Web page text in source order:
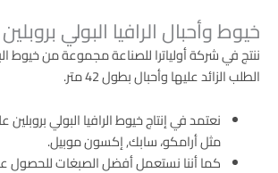
خيوط وأحبال الرافيا البولي بروبلين
ننتج في شركة أولياترا للصناعة مجموعة من خيوط
الطلب الزائد عليها وأحبال بطول 42 متر.
نعتمد في إنتاج خيوط الرافيا البولي
مثل أرامكو، سابك, إكسون موبيل.
كما أننا نستعمل أفضل الصبغات للحصول